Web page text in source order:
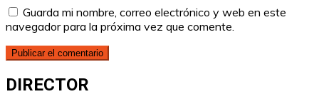
Guarda mi nombre, correo electrónico y web en este
navegador para la próxima vez que comente.
DIRECTOR